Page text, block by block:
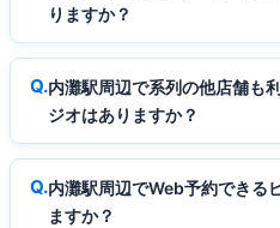
りますか？
内灘駅周辺で系列の他店舗も
ジオはありますか？
内灘駅周辺でWeb予約できる
ますか？